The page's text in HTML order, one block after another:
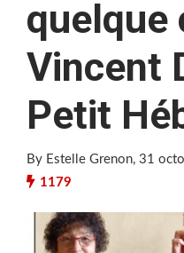
quelque
Vincent
Petit
By Estelle Grenon, 31
1179